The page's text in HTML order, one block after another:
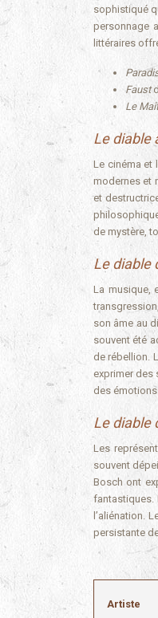
sophistiqué
personnage
littéraires
Faust
Le
Le diable
Le cinéma et
modernes et
et
de mystère,
Le diable
La musique,
son âme au
souvent été
de rébellion.
exprimer des
des
Le diable
Les
souvent
Bosch ont
fantastiques.
l’aliénation.
persistante
Artiste